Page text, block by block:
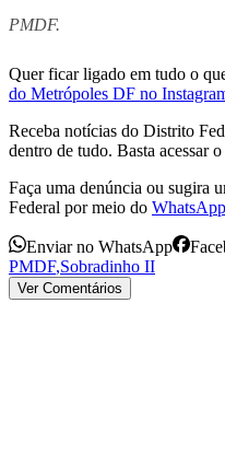
PMDF.
Quer ficar ligado em tudo o
do Metrópoles DF no
Receba notícias do Distrito
dentro de tudo. Basta acessar o
Faça uma denúncia ou sugira
Federal por meio do
Enviar no WhatsApp
PMDF,Sobradinho II
Ver Comentários